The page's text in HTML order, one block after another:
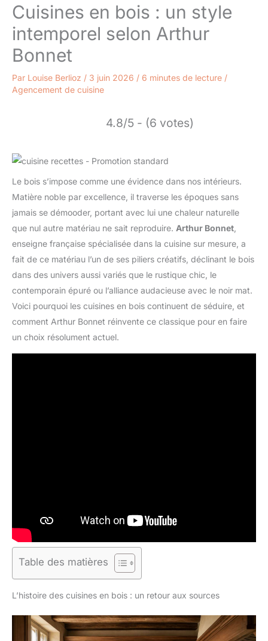
Cuisines en bois : un style
intemporel selon Arthur
Bonnet
Par Louise Berlioz / 3 juin 2026 / 6 minutes de lecture /
Agencement de cuisine
4.8/5 - (6 votes)
Le bois s’impose comme une évidence dans nos intérieurs.
Matière noble par excellence, il traverse les époques sans
jamais se démooder, portant avec lui une chaleur naturelle
que nul autre matériau ne sait reproduire. Arthur Bonnet
enseigne française spécialisée dans la cuisine sur mesure, a
fait de ce matériau l’un de ses piliers créatifs, déclinant le bois
dans des univers aussi variés que le rustique chic, le
contemporain épuré ou l’alliance audacieuse avec le noir mat.
Voici pourquoi les cuisines en bois continuent de séduire, et
comment Arthur Bonnet réinvente ce classique pour en faire
un choix résolument actuel.
Table des matières
L’histoire des cuisines en bois : un retour aux sources